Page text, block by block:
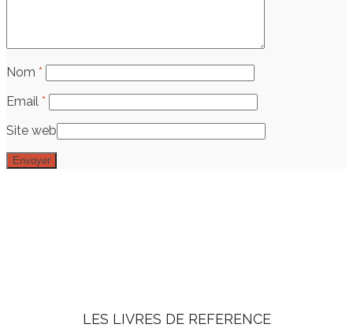
Nom *
Email *
Site web
LES LIVRES DE REFERENCE